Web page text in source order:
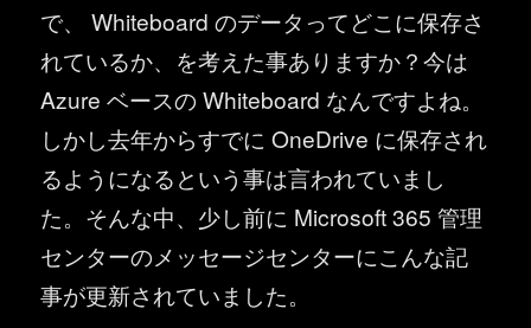
で、 Whiteboard のデータってどこに保存さ
れているか、を考えた事ありますか？今は
Azure ベースの Whiteboard なんですよね。
しかし去年からすでに OneDrive に保存され
るようになるという事は言われていまし
た。そんな中、少し前に Microsoft 365 管理
センターのメッセージセンターにこんな記
事が更新されていました。